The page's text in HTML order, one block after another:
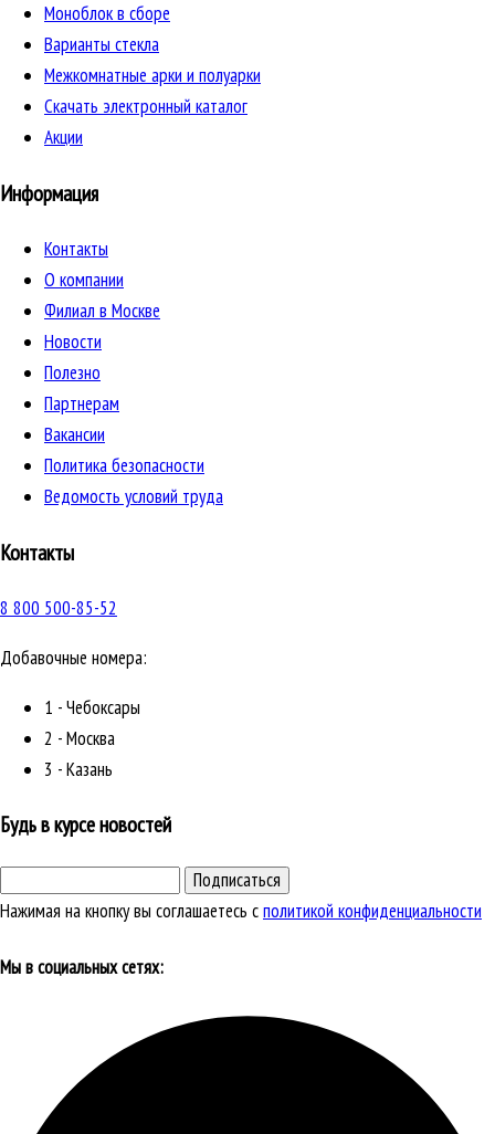
Моноблок в сборе
Варианты стекла
Межкомнатные арки и полуарки
Скачать электронный каталог
Акции
Информация
Контакты
О компании
Филиал в Москве
Новости
Полезно
Партнерам
Вакансии
Политика безопасности
Ведомость условий труда
Контакты
8 800 500-85-52
Добавочные номера:
1 - Чебоксары
2 - Москва
3 - Казань
Будь в курсе новостей
Подписаться
Нажимая на кнопку вы соглашаетесь сполитикой конфиденциальности
Мы в социальных сетях: